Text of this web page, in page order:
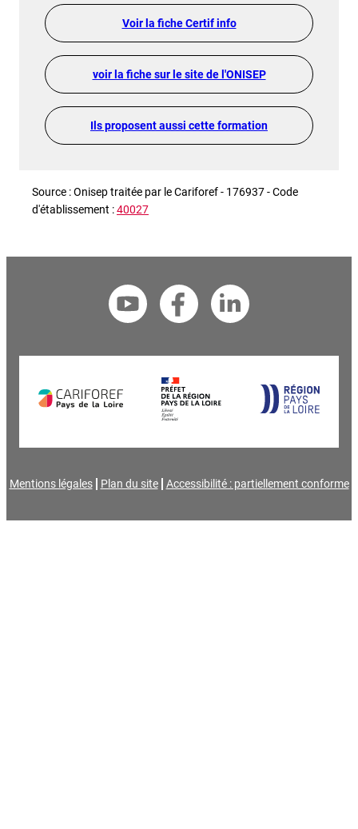
Voir la fiche Certif info
voir la fiche sur le site de l'ONISEP
Ils proposent aussi cette formation
Source : Onisep traitée par le Cariforef - 176937 - Code
d'établissement :40027
Mentions légales Plan du site Accessibilité : partiellement conforme